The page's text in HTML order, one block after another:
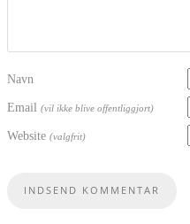
Navn
Email (vil ikke blive offentliggjort)
Website (valgfrit)